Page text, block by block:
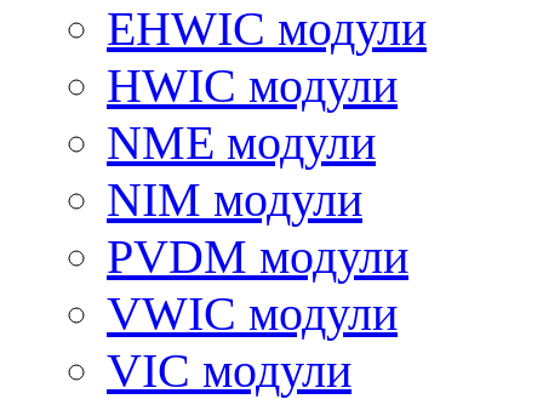
EHWIC модули
HWIC модули
NME модули
NIM модули
PVDM модули
VWIC модули
VIC модули